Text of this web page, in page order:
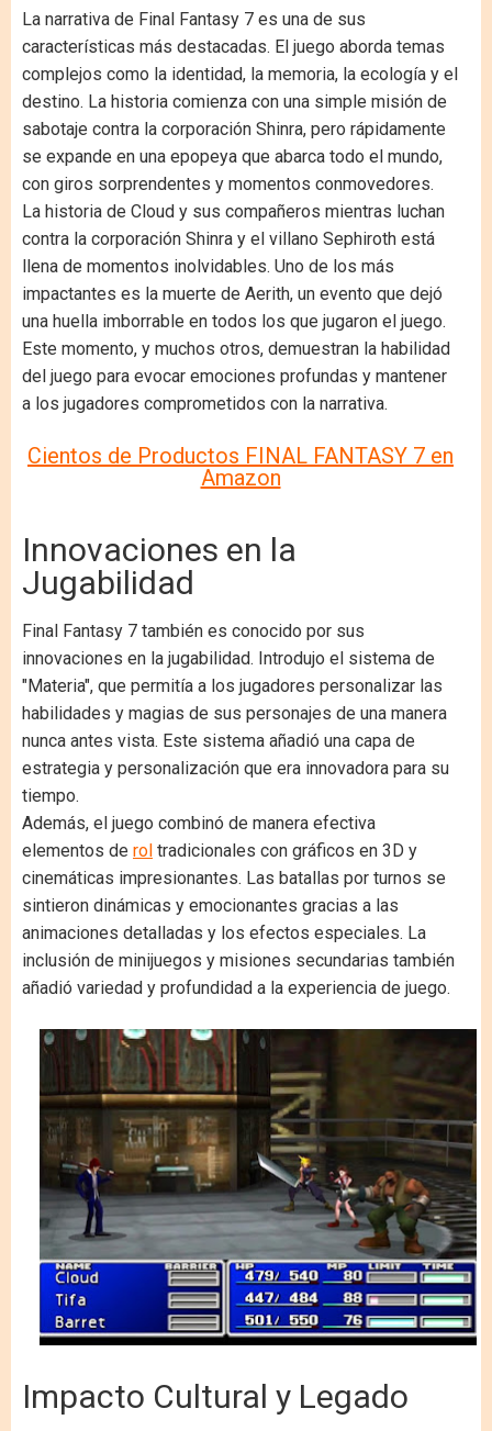
La narrativa de Final Fantasy 7 es una de sus
características más destacadas. El juego aborda temas
complejos como la identidad, la memoria, la ecología y el
destino. La historia comienza con una simple misión de
sabotaje contra la corporación Shinra, pero rápidamente
se expande en una epopeya que abarca todo el mundo,
con giros sorprendentes y momentos conmovedores.
La historia de Cloud y sus compañeros mientras luchan
contra la corporación Shinra y el villano Sephiroth está
llena de momentos inolvidables. Uno de los más
impactantes es la muerte de Aerith, un evento que dejó
una huella imborrable en todos los que jugaron el juego.
Este momento, y muchos otros, demuestran la habilidad
del juego para evocar emociones profundas y mantener
a los jugadores comprometidos con la narrativa.
Cientos de Productos FINAL FANTASY 7 en
Amazon
Innovaciones en la
Jugabilidad
Final Fantasy 7 también es conocido por sus
innovaciones en la jugabilidad. Introdujo el sistema de
"Materia", que permitía a los jugadores personalizar las
habilidades y magias de sus personajes de una manera
nunca antes vista. Este sistema añadió una capa de
estrategia y personalización que era innovadora para su
tiempo.
Además, el juego combinó de manera efectiva
elementos de rol tradicionales con gráficos en 3D y
cinemáticas impresionantes. Las batallas por turnos se
sintieron dinámicas y emocionantes gracias a las
animaciones detalladas y los efectos especiales. La
inclusión de minijuegos y misiones secundarias también
añadió variedad y profundidad a la experiencia de juego.
Impacto Cultural y Legado